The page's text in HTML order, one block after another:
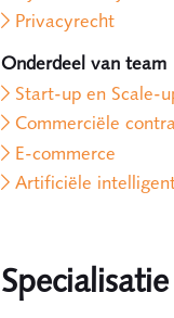
Privacyrecht
Onderdeel van team
Start-up en Scale-
Commerciële
E-commerce
Artificiële
Specialisatie